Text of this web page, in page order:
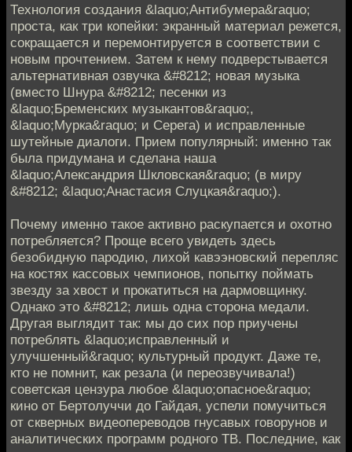
Технология создания &laquo;Антибумера&raquo;
проста, как три копейки: экранный материал режется,
сокращается и перемонтируется в соответствии с
новым прочтением. Затем к нему подверстывается
альтернативная озвучка &#8212; новая музыка
(вместо Шнура &#8212; песенки из
&laquo;Бременских музыкантов&raquo;,
&laquo;Мурка&raquo; и Серега) и исправленные
шутейные диалоги. Прием популярный: именно так
была придумана и сделана наша
&laquo;Александрия Шкловская&raquo; (в миру
&#8212; &laquo;Анастасия Слуцкая&raquo;).
Почему именно такое активно раскупается и охотно
потребляется? Проще всего увидеть здесь
безобидную пародию, лихой кавээновский перепляс
на костях кассовых чемпионов, попытку поймать
звезду за хвост и прокатиться на дармовщинку.
Однако это &#8212; лишь одна сторона медали.
Другая выглядит так: мы до сих пор приучены
потреблять &laquo;исправленный и
улучшенный&raquo; культурный продукт. Даже те,
кто не помнит, как резала (и переозвучивала!)
советская цензура любое &laquo;опасное&raquo;
кино от Бертолуччи до Гайдая, успели помучиться
от скверных видеопереводов гнусавых говорунов и
аналитических программ родного ТВ. Последние, как